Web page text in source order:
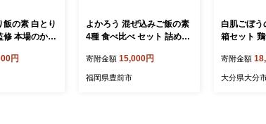
飯の素 白とり
修 本場のから
とり飯 炊い
だけ から揚
円
よかろう 混ぜ込みご飯の素
4種 食べ比べ セット 詰め合
会社よかろう】 鶏飯 鶏めし
ご飯の素 炊き込みご飯の素
寄附金額 15,000円
福岡県豊前市
白肌ごぼう
箱セット
理 簡単 手
お取り寄せ
寄附金額
大分県大分